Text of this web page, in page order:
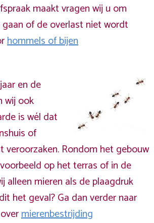
maakt vragen wij u om
of de overlast niet wordt
hommels of bijen
en de
wij ook
is wél dat
of
veroorzaken. Rondom het gebouw
op het terras of in de
alleen mieren als de plaagdruk
het geval? Ga dan verder naar
mierenbestrijding